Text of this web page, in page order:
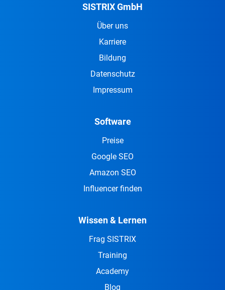
SISTRIX GmbH
Über uns
Karriere
Bildung
Datenschutz
Impressum
Software
Preise
Google SEO
Amazon SEO
Influencer finden
Wissen & Lernen
Frag SISTRIX
Training
Academy
Blog